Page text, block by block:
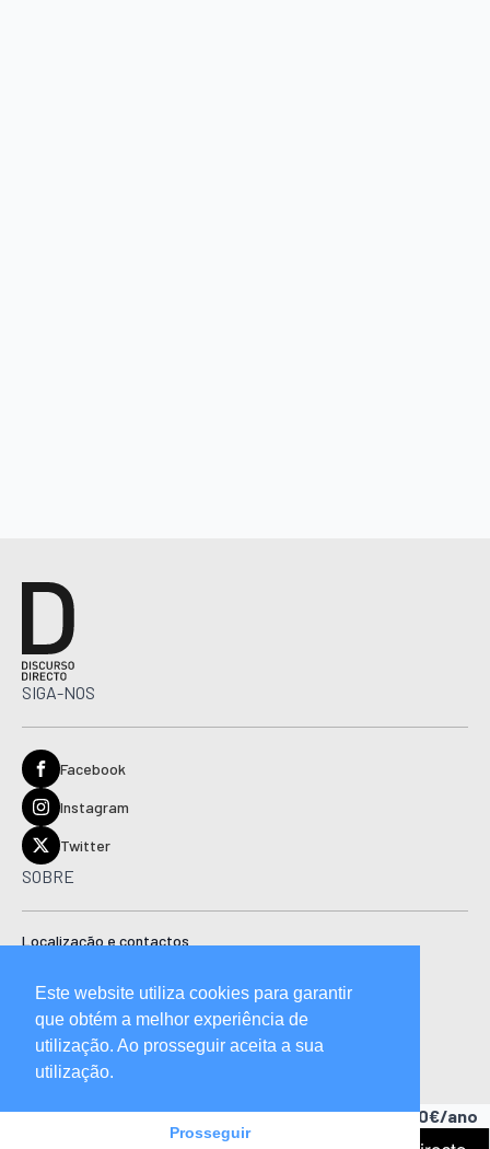
SIGA-NOS
Facebook
Instagram
Twitter
SOBRE
Localização e contactos
Ficha técnica
Manual de boas práticas editoriais e código de conduta
Descubra as vantagens de ser assinante.A partir de 15,90€/ano
Este website utiliza cookies para garantir
que obtém a melhor experiência de
utilização. Ao prosseguir aceita a sua
utilização.
Prosseguir